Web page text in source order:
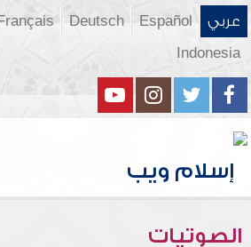
عربي Español
Deutsch
Français
Indonesia
الصوتيات